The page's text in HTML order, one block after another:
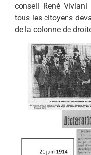
conseil René
tous les citoyens
de la colonne de